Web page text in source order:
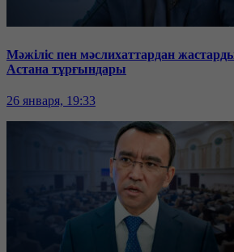
Мәжіліс пен мәслихаттардан жастарды
Астана тұрғындары
26 января, 19:33